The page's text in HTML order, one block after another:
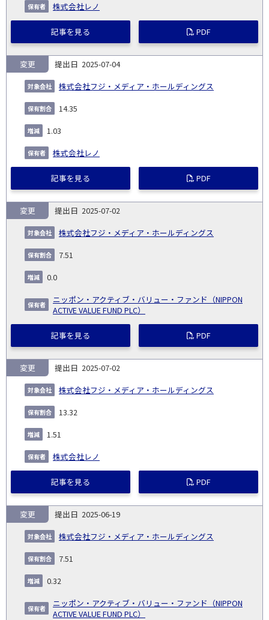
株式会社レノ
記事を見る PDF
2025-07-04
株式会社フジ・メディア・ホールディングス
変更
14.35
1.03
株式会社レノ
記事を見る PDF
2025-07-02
株式会社フジ・メディア・ホールディングス
変更
7.51
0.0
ニッポン・アクティブ・バリュー・ファンド（NIPPON
ACTIVE VALUE FUND PLC）
記事を見る PDF
2025-07-02
株式会社フジ・メディア・ホールディングス
変更
13.32
1.51
株式会社レノ
記事を見る PDF
2025-06-19
株式会社フジ・メディア・ホールディングス
変更
7.51
0.32
ニッポン・アクティブ・バリュー・ファンド（NIPPON
ACTIVE VALUE FUND PLC）